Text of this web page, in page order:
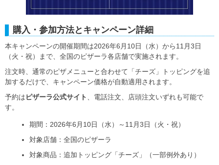
購入・参加方法とキャンペーン詳細
本キャンペーンの開催期間は2026年6月10日（水）から11月3日
（火・祝）まで、全国のピザーラ各店舗で実施されます。
注文時、通常のピザメニューと合わせて「チーズ」トッピングを追
加するだけで、キャンペーン価格が自動適用されます。
予約はピザーラ公式サイト
、電話注文、店頭注文いずれも可能で
す。
期間：2026年6月10日（水）～11月3日（火・祝）
対象店舗：全国のピザーラ
対象商品：追加トッピング「チーズ」（一部例外あり）